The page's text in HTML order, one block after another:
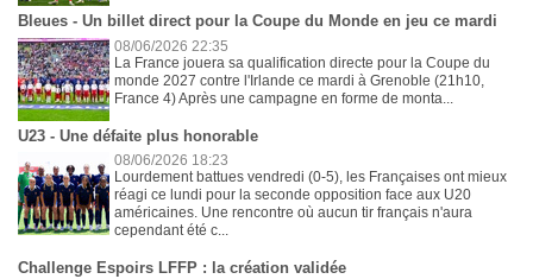
Bleues - Un billet direct pour la Coupe du Monde en jeu ce mardi
08/06/2026 22:35
La France jouera sa qualification directe pour la Coupe du
monde 2027 contre l'Irlande ce mardi à Grenoble (21h10,
France 4) Après une campagne en forme de monta...
U23 - Une défaite plus honorable
08/06/2026 18:23
Lourdement battues vendredi (0-5), les Françaises ont mieux
réagi ce lundi pour la seconde opposition face aux U20
américaines. Une rencontre où aucun tir français n'aura
cependant été c...
Challenge Espoirs LFFP : la création validée